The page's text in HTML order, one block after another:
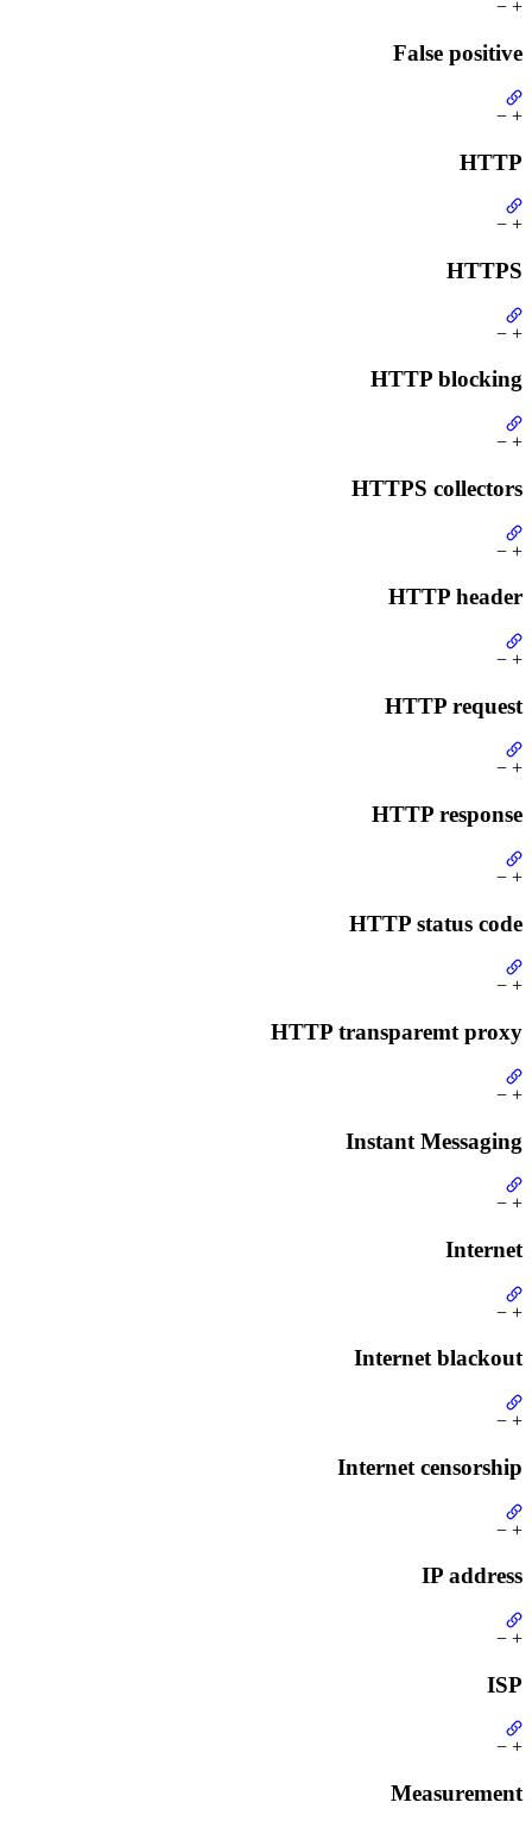
+
−
False positive
+
−
HTTP
+
−
HTTPS
+
−
HTTP blocking
+
−
HTTPS collectors
+
−
HTTP header
+
−
HTTP request
+
−
HTTP response
+
−
HTTP status code
+
−
HTTP transparemt proxy
+
−
Instant Messaging
+
−
Internet
+
−
Internet blackout
+
−
Internet censorship
+
−
IP address
+
−
ISP
+
−
Measurement